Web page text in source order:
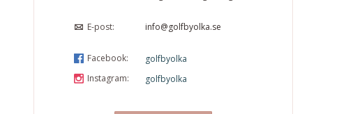
E-post: info@golfbyolka.se
Facebook:
golfbyolka
Instagram:
golfbyolka